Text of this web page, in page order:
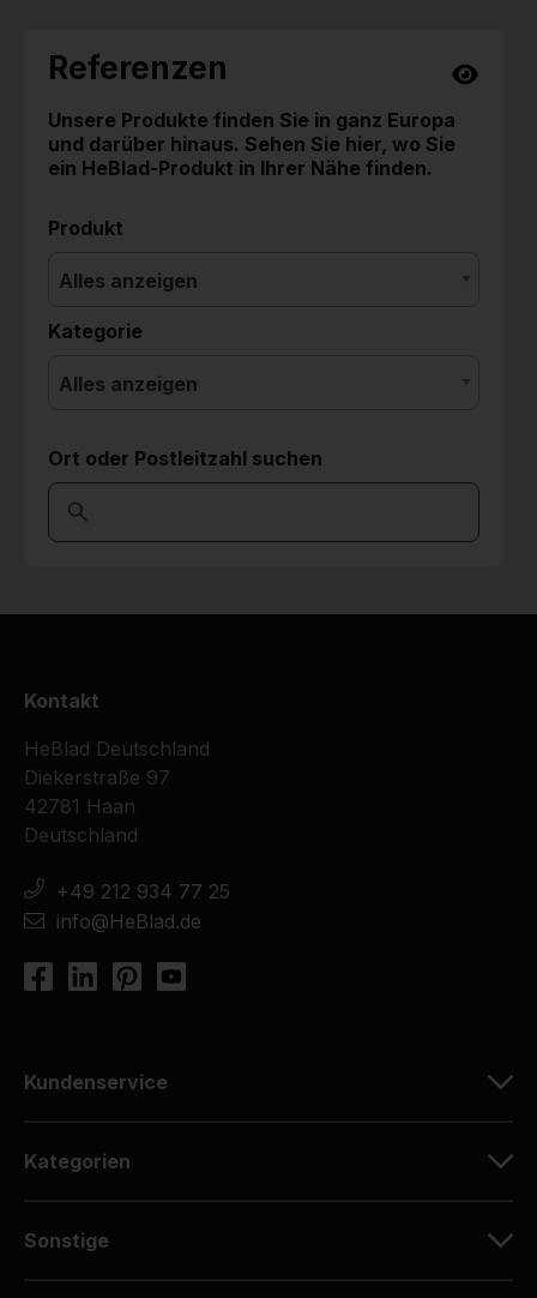
Referenzen
Unsere Produkte finden Sie in ganz Europa
und darüber hinaus. Sehen Sie hier, wo Sie
ein HeBlad-Produkt in Ihrer Nähe finden.
Produkt
Alles anzeigen
Kategorie
Alles anzeigen
Ort oder Postleitzahl suchen
Kontakt
HeBlad Deutschland
Diekerstraße 97
42781 Haan
Deutschland
+49 212 934 77 25
info@HeBlad.de
Kundenservice
Kategorien
Sonstige